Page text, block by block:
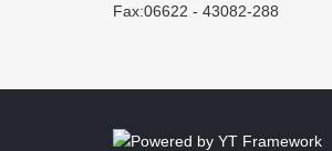
Fax:06622 - 43082-288